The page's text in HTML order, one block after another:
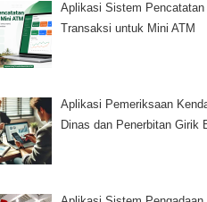
Aplikasi Sistem Pencatatan
Transaksi untuk Mini ATM
Aplikasi Pemeriksaan
Dinas dan Penerbitan Girik